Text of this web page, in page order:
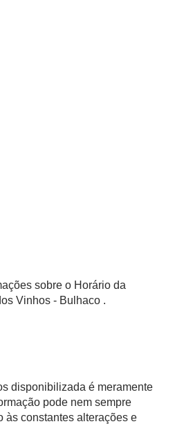
sobre o Horário da
Vinhos - Bulhaco .
disponibilizada é meramente
pode nem sempre
às constantes alterações e